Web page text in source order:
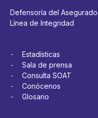
Defensoría del Asegurado
Línea de Integridad
Estadísticas
Sala de prensa
Consulta SOAT
Conócenos
Glosario